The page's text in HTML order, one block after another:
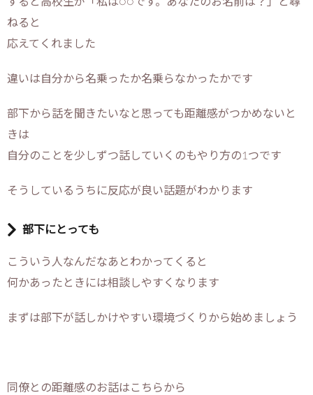
すると高校生が「私は○○です。あなたのお名前は？」と尋
ねると
応えてくれました
違いは自分から名乗ったか名乗らなかったかです
部下から話を聞きたいなと思っても距離感がつかめないと
きは
自分のことを少しずつ話していくのもやり方の1つです
そうしているうちに反応が良い話題がわかります
部下にとっても
こういう人なんだなあとわかってくると
何かあったときには相談しやすくなります
まずは部下が話しかけやすい環境づくりから始めましょう
同僚との距離感のお話はこちらから